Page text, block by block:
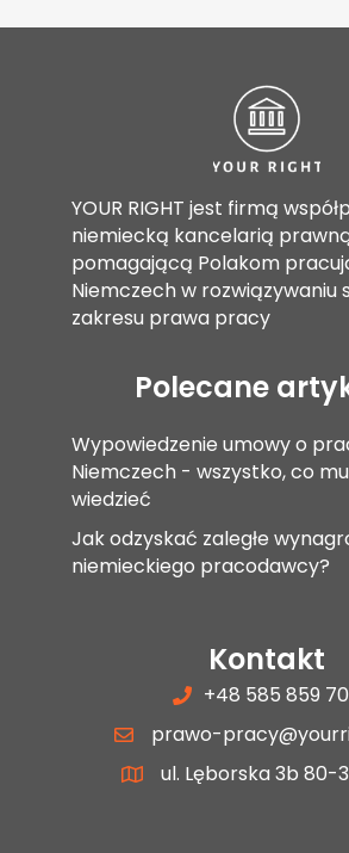
YOUR RIGHT jest firmą
niemiecką kancelarią
pomagającą Polakom
Niemczech w rozwiązywaniu
zakresu prawa pracy
Polecane
Wypowiedzenie umowy o
Niemczech - wszystko, co
wiedzieć
Jak odzyskać zaległe
niemieckiego pracodawcy?
Kontakt
+48 585 859
prawo-
ul. Lęborska 3b 80-